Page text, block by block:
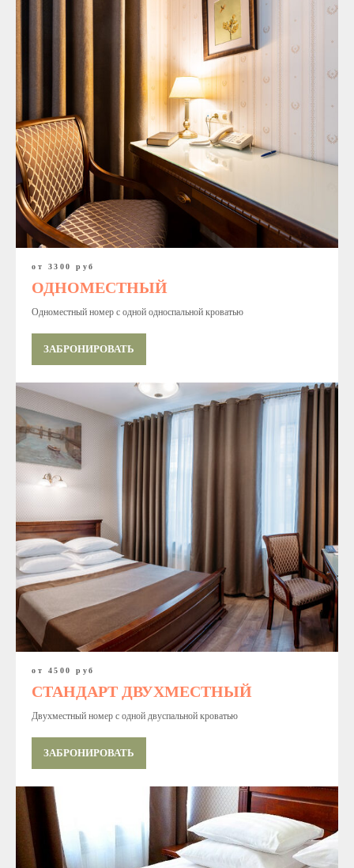
от 3300 руб
ОДНОМЕСТНЫЙ
Одноместный номер с одной односпальной кроватью
ЗАБРОНИРОВАТЬ
от 4500 руб
СТАНДАРТ ДВУХМЕСТНЫЙ
Двухместный номер с одной двуспальной кроватью
ЗАБРОНИРОВАТЬ